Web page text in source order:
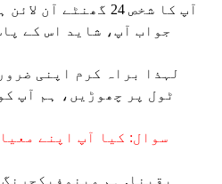
A: آپ کا شخص 24 گھنٹے آن لائن ہے۔ اگر کوئی نہیں۔
جواب آپ، شاید اس کے
لہذا براہ کرم اپنی
ٹول پر چھوڑیں، ہم آپ